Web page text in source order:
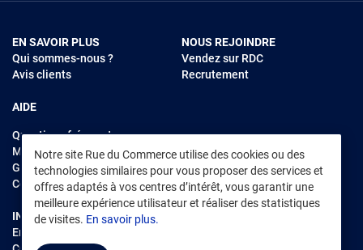
Notre site Rue du Commerce utilise des cookies ou des
technologies similaires pour vous proposer des services et
offres adaptés à vos centres d’intérêt, vous garantir une
meilleure expérience utilisateur et réaliser des statistiques
de visites. En savoir plus.
EN SAVOIR PLUS
Qui sommes-nous ?
Avis clients
AIDE
Questions fréquentes
Modes de règlements
Garantie et retours
Contacter Rue du Commerce
NOUS REJOINDRE
Vendez sur RDC
Recrutement
INFORMATIONS LÉGALES
Environnement